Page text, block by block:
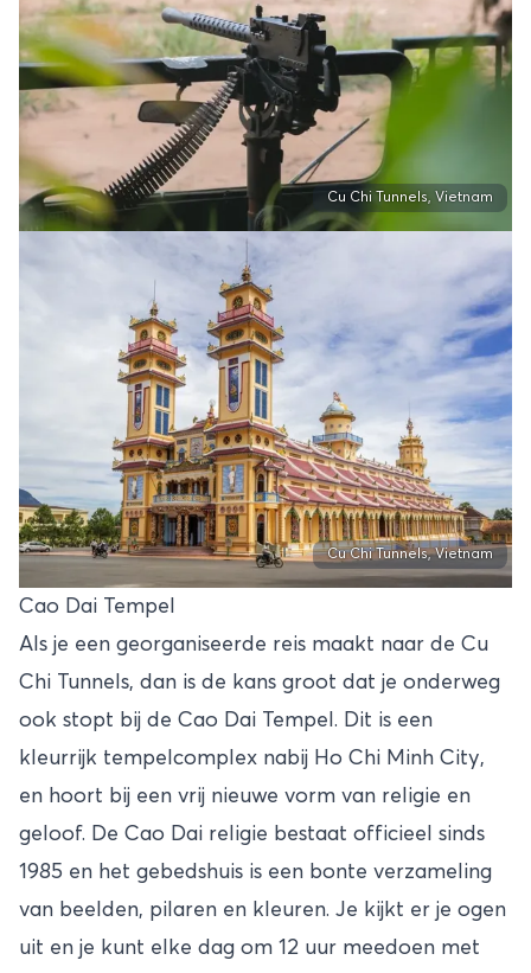
Cu Chi Tunnels, Vietnam
Cu Chi Tunnels, Vietnam
Cao Dai Tempel
Als je een georganiseerde reis maakt naar de Cu
Chi Tunnels, dan is de kans groot dat je onderweg
ook stopt bij de Cao Dai Tempel. Dit is een
kleurrijk tempelcomplex nabij Ho Chi Minh City,
en hoort bij een vrij nieuwe vorm van religie en
geloof. De Cao Dai religie bestaat officieel sinds
1985 en het gebedshuis is een bonte verzameling
van beelden, pilaren en kleuren. Je kijkt er je ogen
uit en je kunt elke dag om 12 uur meedoen met